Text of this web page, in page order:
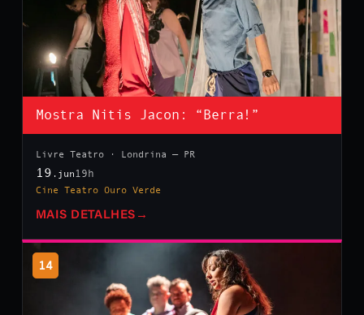
Mostra Nitis Jacon: “Berra!”
Livre Teatro · Londrina — PR
19 .jun 19h
Cine Teatro Ouro Verde
MAIS DETALHES →
14